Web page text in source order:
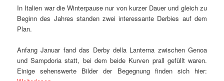
In Italien war die Winterpause nur von kurzer Dauer und gleich zu
Beginn des Jahres standen zwei interessante Derbies auf dem
Plan.
Anfang Januar fand das Derby della Lanterna zwischen Genoa
und Sampdoria statt, bei dem beide Kurven prall gefüllt waren.
Einige sehenswerte Bilder der Begegnung finden sich hier: